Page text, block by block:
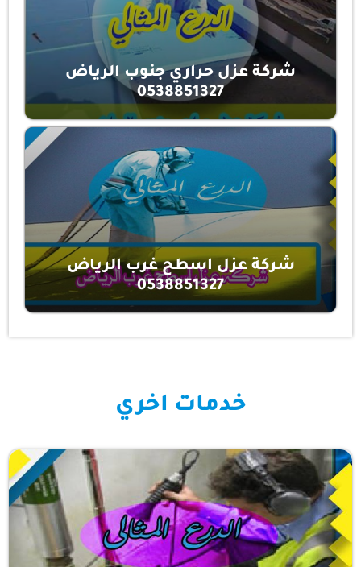
شركة عزل حراري جنوب الرياض
0538851327
شركة عزل اسطح غرب الرياض
0538851327
خدمات اخري